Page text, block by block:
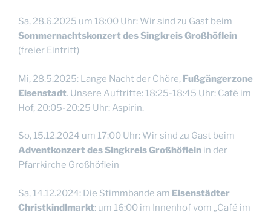
Sa, 28.6.2025 um 18:00 Uhr: Wir sind zu Gast beim
Sommernachtskonzert des Singkreis Großhöflein
(freier Eintritt)
Mi, 28.5.2025: Lange Nacht der Chöre, Fußgängerzone
Eisenstadt. Unsere Auftritte: 18:25-18:45 Uhr: Café im
Hof, 20:05-20:25 Uhr: Aspirin.
So, 15.12.2024 um 17:00 Uhr: Wir sind zu Gast beim
Adventkonzert des Singkreis Großhöflein in der
Pfarrkirche Großhöflein
Sa, 14.12.2024: Die Stimmbande am Eisenstädter
Christkindlmarkt: um 16:00 im Innenhof vom „Café im